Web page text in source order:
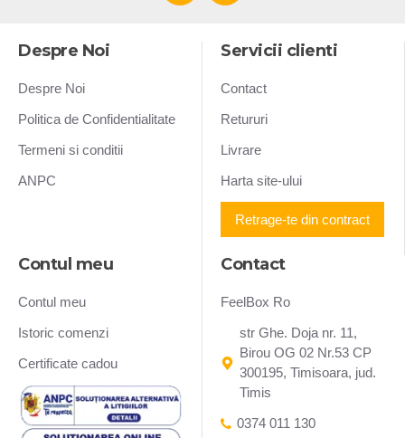
Despre Noi
Despre Noi
Politica de Confidentialitate
Termeni si conditii
ANPC
Servicii clienti
Contact
Retururi
Livrare
Harta site-ului
Retrage-te din contract
Contul meu
Contul meu
Istoric comenzi
Certificate cadou
Contact
FeelBox Ro
str Ghe. Doja nr. 11,
Birou OG 02 Nr.53 CP
300195, Timisoara, jud.
Timis
0374 011 130